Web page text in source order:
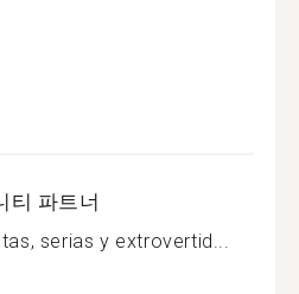
티 파트너
serias y extrovertid...